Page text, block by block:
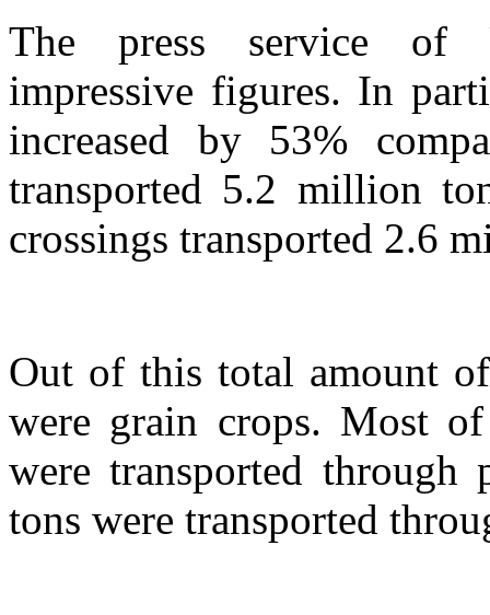
The press service of
impressive figures. In
increased by 53%
transported 5.2 million
crossings transported 2.6
Out of this total amount
were grain crops. Most
were transported through
tons were transported